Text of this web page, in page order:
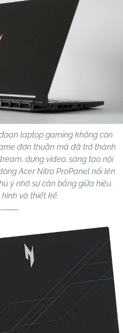
laptop gaming không còn
đơn thuần mà đã trở thành
dựng video, sáng tạo nội
Acer Nitro ProPanel nổi lên
ý nhờ sự cân bằng giữa hiệu
và thiết kế.